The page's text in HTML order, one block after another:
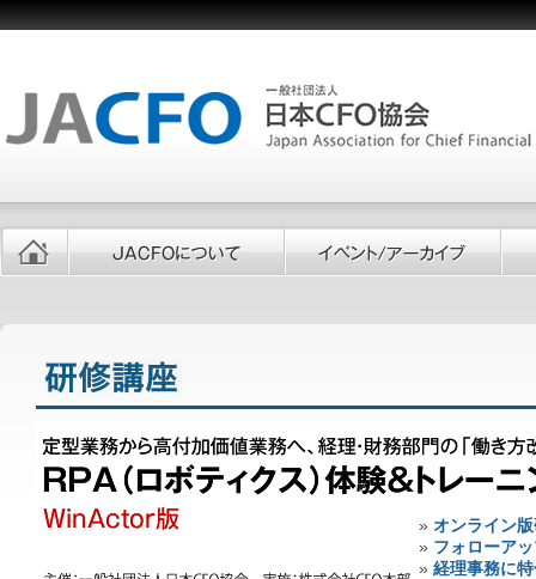
» オンライン
» フォローア
» 経理事務に